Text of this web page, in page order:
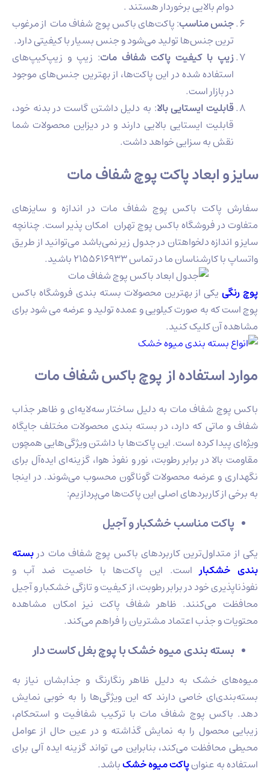
دوام بالایی برخوردار هستند .
جنس مناسب: پاکت‌های باکس پوچ شفاف مات از مرغوب
ترین جنس‌ها تولید می‌شود و جنس بسیار با کیفیتی دارد.
زیپ با کیفیت پاکت شفاف مات: زیپ‌ و زیپ‌کیپ‌های
استفاده‌ شده در این پاکت‌ها، از بهترین جنس‌های موجود
در بازار است.
قابلیت ایستایی بالا: به دلیل داشتن گاست در بدنه خود،
قابلیت ایستایی بالایی دارند و در دیزاین محصولات شما
نقش به سزایی خواهد داشت.
سایز و ابعاد پاکت پوچ شفاف مات
سفارش پاکت باکس پوچ شفاف مات در اندازه و سایزهای
متفاوت در فروشگاه باکس پوچ تهران امکان پذیر است. چنانچه
سایز و اندازه دلخواهتان در جدول زیر نمی‌باشد می‌توانید از طریق
واتساپ با کارشناسان ما در تماس 2155616933 باشید.
پوچ رنگییکی از بهترین محصولات بسته بندی فروشگاه باکس
پوچ است که به صورت کیلویی و عمده تولید و عرضه می شود برای
مشاهده آن کلیک کنید.
موارد استفاده از پوچ باکس شفاف مات
باکس پوچ شفاف مات به دلیل ساختار سه‌لایه‌ای و ظاهر جذاب
شفاف و ماتی که دارد، در بسته‌ بندی محصولات مختلف جایگاه
ویژه‌ای پیدا کرده است. این پاکت‌ها با داشتن ویژگی‌هایی همچون
مقاومت بالا در برابر رطوبت، نور و نفوذ هوا، گزینه‌ای ایده‌آل برای
نگهداری و عرضه محصولات گوناگون محسوب می‌شوند. در اینجا
به برخی از کاربردهای اصلی این پاکت‌ها می‌پردازیم:
پاکت مناسب خشکبار و آجیل
یکی از متداول‌ترین کاربردهای باکس پوچ شفاف مات دربسته‌
بندی خشکباراست. این پاکت‌ها با خاصیت ضد آب و
نفوذناپذیری خود در برابر رطوبت، از کیفیت و تازگی خشکبار و آجیل
محافظت می‌کنند. ظاهر شفاف پاکت نیز امکان مشاهده
محتویات و جذب اعتماد مشتریان را فراهم می‌کند.
بسته‌ بندی میوه خشک با پوچ بغل کاست دار
میوه‌های خشک به دلیل ظاهر رنگارنگ و جذابشان نیاز به
بسته‌بندی‌ای خاصی دارند که این ویژگی‌ها را به خوبی نمایش
دهد. باکس پوچ شفاف مات با ترکیب شفافیت و استحکام،
زیبایی محصول را به نمایش گذاشته و در عین حال از عوامل
محیطی محافظت می‌کند، بنابراین می تواند گزینه ایده آلی برای
استفاده به عنوانپاکت میوه خشکباشد.